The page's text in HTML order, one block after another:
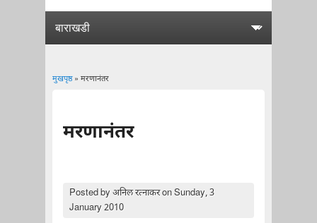
मुखपृष्ठ» मरणानंतर
मरणानंतर
Posted byअनिल रत्नाकरon Sunday, 3
January 2010